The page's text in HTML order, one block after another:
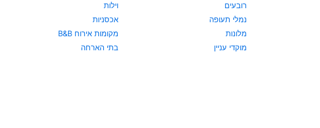
רובעים
נמלי תעופה
מלונות
מוקדי עניין
וילות
אכסניות
מקומות אירוח B&B
בתי הארחה